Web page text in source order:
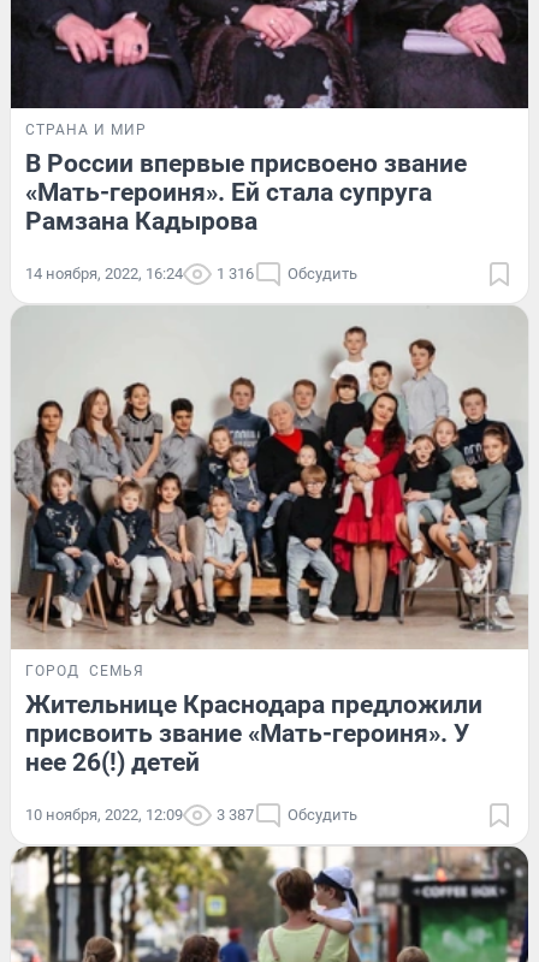
СТРАНА И МИР
В России впервые присвоено звание
«Мать-героиня». Ей стала супруга
Рамзана Кадырова
14 ноября, 2022, 16:24 1 316 Обсудить
ГОРОД СЕМЬЯ
Жительнице Краснодара предложили
присвоить звание «Мать-героиня». У
нее 26(!) детей
10 ноября, 2022, 12:09 3 387 Обсудить